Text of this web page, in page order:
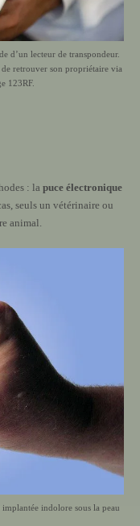
d’un lecteur de transpondeur.
retrouver son propriétaire via
123RF.
: la puce électronique
seuls un vétérinaire ou
animal.
indolore sous la peau